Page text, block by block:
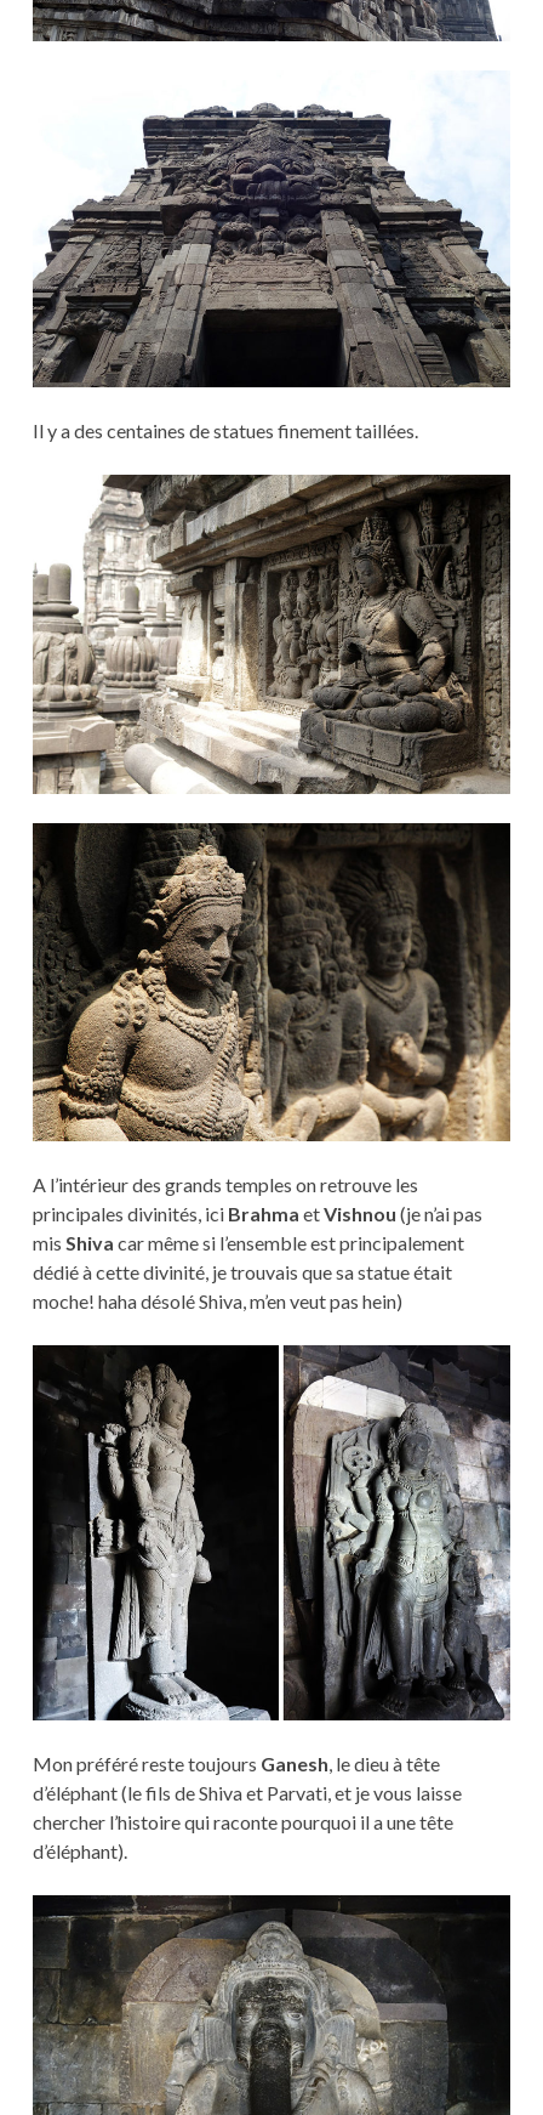
Il y a des centaines de statues finement taillées.
A l’intérieur des grands temples on retrouve les
principales divinités, ici Brahma etVishnou (je n’ai pas
mis Shiva car même si l’ensemble est principalement
dédié à cette divinité, je trouvais que sa statue était
moche! haha désolé Shiva, m’en veut pas hein)
Mon préféré reste toujours Ganesh, le dieu à tête
d’éléphant (le fils de Shiva et Parvati, et je vous laisse
chercher l’histoire qui raconte pourquoi il a une tête
d’éléphant).